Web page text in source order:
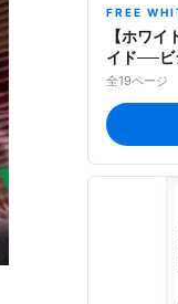
FREE
【ホワ
イド──ビ
タ選びと
全19ページ